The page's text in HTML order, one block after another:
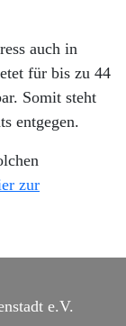
auch in
für bis zu 44
Somit steht
entgegen.
zur
e.V.